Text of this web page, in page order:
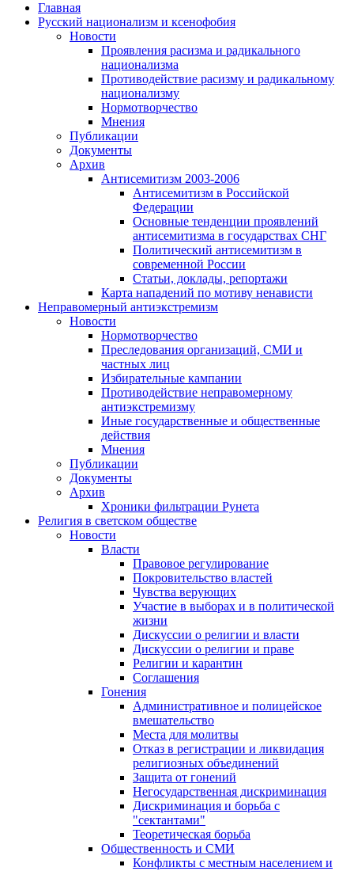
Главная
Русский национализм и ксенофобия
Новости
Проявления расизма и радикального
национализма
Противодействие расизму и радикальному
национализму
Нормотворчество
Мнения
Публикации
Документы
Архив
Антисемитизм 2003-2006
Антисемитизм в Российской
Федерации
Основные тенденции проявлений
антисемитизма в государствах СНГ
Политический антисемитизм в
современной России
Статьи, доклады, репортажи
Карта нападений по мотиву ненависти
Неправомерный антиэкстремизм
Новости
Нормотворчество
Преследования организаций, СМИ и
частных лиц
Избирательные кампании
Противодействие неправомерному
антиэкстремизму
Иные государственные и общественные
действия
Мнения
Публикации
Документы
Архив
Хроники фильтрации Рунета
Религия в светском обществе
Новости
Власти
Правовое регулирование
Покровительство властей
Чувства верующих
Участие в выборах и в политической
жизни
Дискуссии о религии и власти
Дискуссии о религии и праве
Религии и карантин
Соглашения
Гонения
Административное и полицейское
вмешательство
Места для молитвы
Отказ в регистрации и ликвидация
религиозных объединений
Защита от гонений
Негосударственная дискриминация
Дискриминация и борьба с
"сектантами"
Теоретическая борьба
Общественность и СМИ
Конфликты с местным населением и